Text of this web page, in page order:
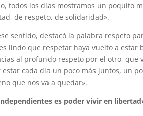
todos los días mostramos un poquito
de respeto, de solidaridad».
sentido, destacó la palabra respeto
lindo que respetar haya vuelto a estar
al profundo respeto por el otro, que
estar cada día un poco más juntos, un
que nos va a quedar».
es poder vivir en